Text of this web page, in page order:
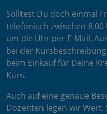
Solltest Du doch einmal
telefonisch zwischen
um die Uhr per E-Mail.
bei der
beim Einkauf für Deine
Kurs.
Auch auf eine genaue
Dozenten legen wir